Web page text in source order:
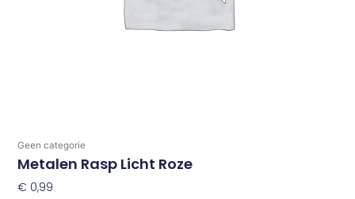
Geen categorie
Metalen Rasp Licht Roze
€ 0,99